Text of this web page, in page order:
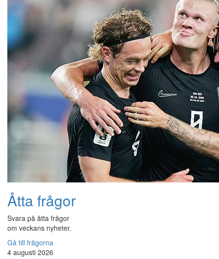
Åtta frågor
Svara på åtta frågor
om veckans nyheter.
Gå till frågorna
4 augusti 2026